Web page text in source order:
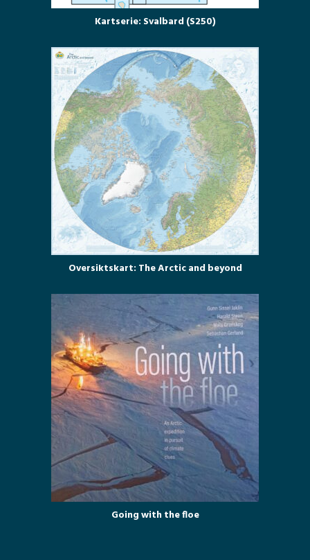
Kartserie: Svalbard (S250)
Oversiktskart: The Arctic and beyond
Going with the floe